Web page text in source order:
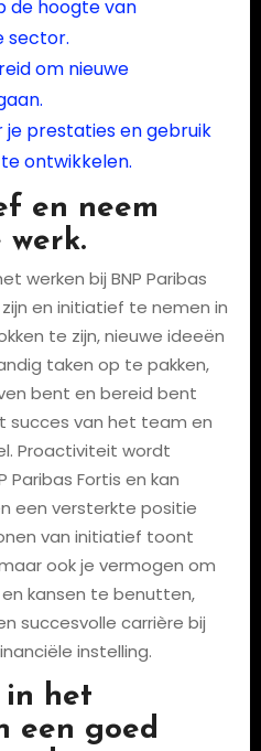
de hoogte van
sector.
om nieuwe
prestaties en gebruik
ontwikkelen.
en neem
werken bij BNP Paribas
en initiatief te nemen in
te zijn, nieuwe ideeën
taken op te pakken,
bent en bereid bent
succes van het team en
Proactiviteit wordt
Paribas Fortis en kan
een versterkte positie
van initiatief toont
ook je vermogen om
kansen te benutten,
succesvolle carrière bij
instelling.
in het
een goed